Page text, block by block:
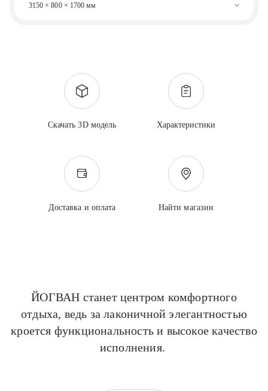
3150 × 800 × 1700 мм
Скачать 3D модель Характеристики
Доставка и оплата Найти магазин
ЙОГВАН станет центром комфортного
отдыха, ведь за лаконичной элегантностью
кроется функциональность и высокое качество
исполнения.